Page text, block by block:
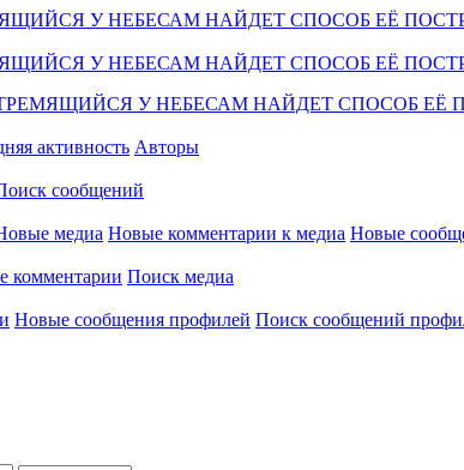
активность Авторы
сообщений
медиа Новые комментарии к медиа Новые
комментарии Поиск медиа
Новые сообщения профилей Поиск сообщений